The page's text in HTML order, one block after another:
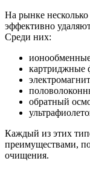
На рынке
эффективно
Среди них:
картриджные
обратный
Каждый из этих
преимуществами,
очищения.